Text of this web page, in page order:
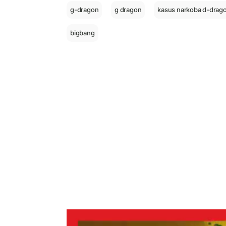
g-dragon g dragon kasus narkoba d-
bigbang